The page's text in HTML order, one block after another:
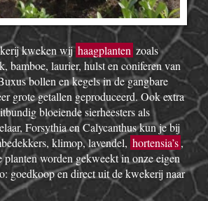
kweken wijhaagplanten zoals
bamboe, laurier, hulst en coniferen van
bollen en kegels in de gangbare
grote getallen geproduceerd. Ook extra
bloeiende sierheesters als
Forsythia en Calycanthus kun je bij
klimop, lavendel, hortensia’s,
planten worden gekweekt in onze eigen
goedkoop en direct uit de kwekerij naar